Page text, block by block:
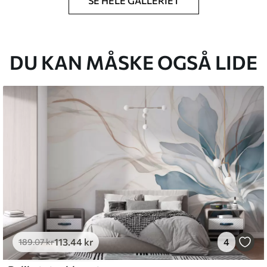
du har angivet, og skæres i identiske
kr/m²
and Stick
.67400.00kr/m²
DU KAN MÅSKE OGSÅ LIDE
189.07kr113 .44 kr 4